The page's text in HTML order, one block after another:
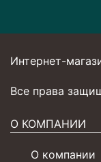
Интернет-
Все права
О КОМПАНИИ
О компании